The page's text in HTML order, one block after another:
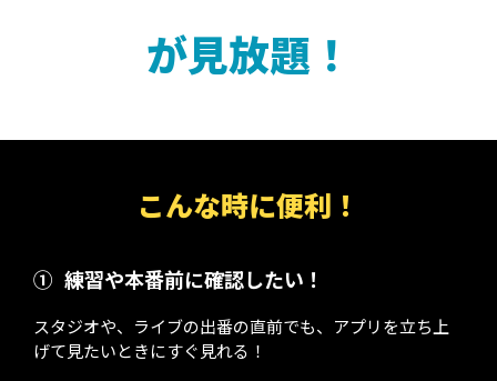
が見放題！
こんな時に便利！
① 練習や本番前に確認したい！
スタジオや、ライブの出番の直前でも、アプリを立ち上
げて見たいときにすぐ見れる！